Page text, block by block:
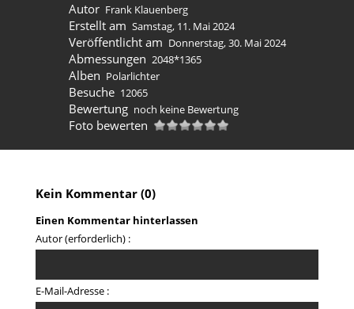
Autor Frank Klauenberg
Erstellt am Samstag, 11. Mai 2024
Veröffentlicht am Donnerstag, 30. Mai 2024
Abmessungen 2048*1365
Alben Polarlichter
Besuche 12065
Bewertung noch keine Bewertung
Foto bewerten
Kein Kommentar (0)
Einen Kommentar hinterlassen
Autor (erforderlich) :
E-Mail-Adresse :